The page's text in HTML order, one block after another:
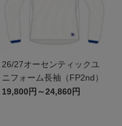
26/27オーセンティックユ
ニフォーム長袖（FP2nd）
19,800円～24,860円